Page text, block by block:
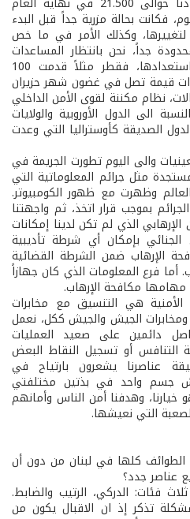
فكانت بحالة مزرية جداً قبل البدء
وكذلك الأمر في ما خص
جداً، نحن بانتظار المساعدات
المرتقبة من عدة دول أبدت استعدادها، فقطر مثلاً قدمت 100
قيمة تصل في غضون شهر حزيران
نظام مكننة لقوى الأمن الداخلي
الى الدول الأوروبية والولايات
الصديقة كأوستراليا التي وعدت
والى اليوم تطورت الجريمة في
مثل جرائم المعلوماتية التي
وظهرت مع ظهور الكومبيوتر.
بموجب قرار اتخذ، ثم واجهتنا
الذي لم تكن لدينا إمكانات
بإمكان أي شرطة تأديبية
الإرهاب ضمن الشرطة القضائية
فرع المعلومات الذي كان جهازاً
مكافحة الإرهاب.
هي التنسيق مع مخابرات
ومخابرات الجيش والجيش ككل، نعمل
دائمين على صعيد العمليات
التنافس أو تسجيل النقاط البعض
عناصرنا يشعرون بارتياح في
جسم واحد في بذتين مختلفتي
وهدفنا أمن الناس وأمانهم
التي نعيشها.
كلها في لبنان من دون أن
عناصر جدد؟
فئات: الدركي، الرتيب والضابط.
تذكر إذ ان الاقبال يكون من